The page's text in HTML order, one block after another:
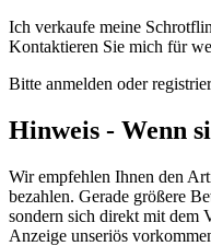
Ich verkaufe meine
Kontaktieren Sie mich für
Bitte anmelden oder
Hinweis - Wenn
Wir empfehlen Ihnen den
bezahlen. Gerade größere
sondern sich direkt mit dem
Anzeige unseriös